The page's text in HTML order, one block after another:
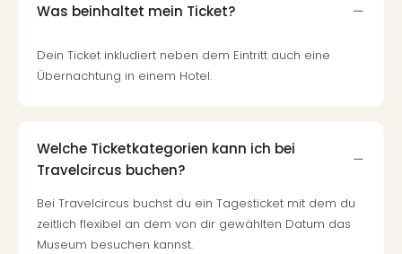
Was beinhaltet mein Ticket?
Dein Ticket inkludiert neben dem Eintritt auch eine
Übernachtung in einem Hotel.
Welche Ticketkategorien kann ich bei
Travelcircus buchen?
Bei Travelcircus buchst du ein Tagesticket mit dem du
zeitlich flexibel an dem von dir gewählten Datum das
Museum besuchen kannst.